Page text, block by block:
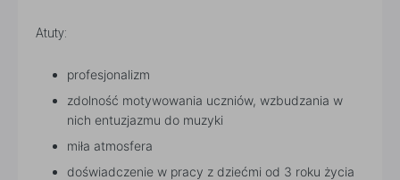
Atuty:
profesjonalizm
zdolność motywowania uczniów, wzbudzania w
nich entuzjazmu do muzyki
miła atmosfera
doświadczenie w pracy z dziećmi od 3 roku życia